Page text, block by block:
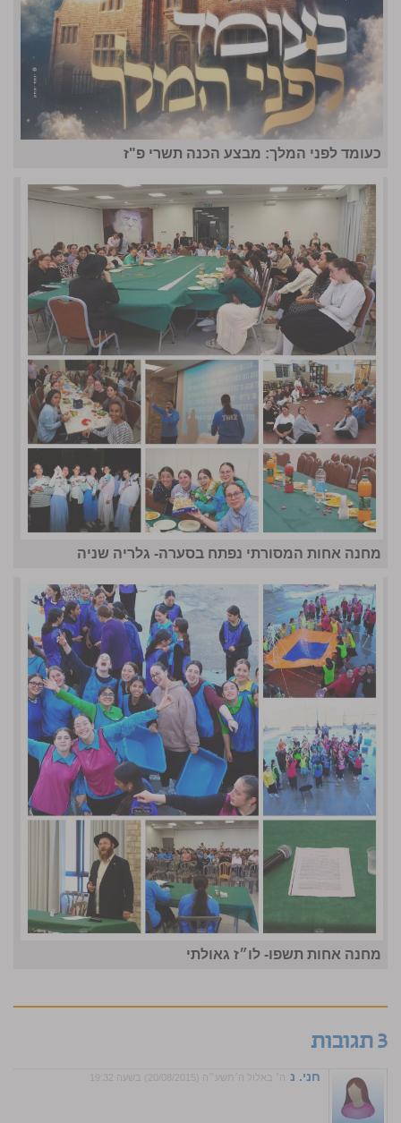
כעומד לפני המלך: מבצע הכנה תשרי פ"ז
מחנה אחות המסורתי נפתח בסערה- גלריה שניה
מחנה אחות תשפו- לו״ז גאולתי
3 תגובות
חני. נ ה׳ באלול ה׳תשע״ה (20/08/2015) בשעה 19:32